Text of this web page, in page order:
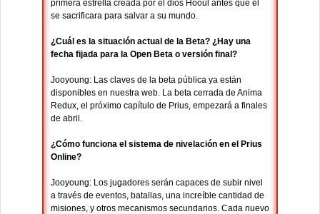
primera estrella creada por el dios Hooul antes que él
se sacrificara para salvar a su mundo.
¿Cuál es la situación actual de la Beta? ¿Hay una
fecha fijada para la Open Beta o versión final?
Jooyoung: Las claves de la beta pública ya están
disponibles en nuestra web. La beta cerrada de Anima
Redux, el próximo capítulo de Prius, empezará a finales
de abril.
¿Cómo funciona el sistema de nivelación en el Prius
Online?
Jooyoung: Los jugadores serán capaces de subir nivel
a través de eventos, batallas, una increíble cantidad de
misiones, y otros mecanismos secundarios. Cada nuevo